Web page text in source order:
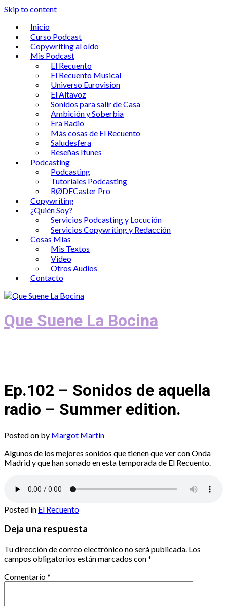
Skip to content
Inicio
Curso Podcast
Copywriting al oído
Mis Podcast
El Recuento
El Recuento Musical
Universo Eurovision
El Altavoz
Sonidos para salir de Casa
Ambición y Soberbia
Era Radio
Más cosas de El Recuento
Saludesfera
Reseñas Itunes
Podcasting
Podcasting
Tutoriales Podcasting
RØDECaster Pro
Copywriting
¿Quién Soy?
Servicios Podcasting y Locución
Servicios Copywriting y Redacción
Cosas Mías
Mis Textos
Video
Otros Audios
Contacto
Que Suene La Bocina
Ep.102 – Sonidos de aquella
radio – Summer edition.
Posted on by Margot Martín
Algunos de los mejores sonidos que tienen que ver con Onda
Madrid y que han sonado en esta temporada de El Recuento.
Posted in El Recuento
Deja una respuesta
Tu dirección de correo electrónico no será publicada. Los
campos obligatorios están marcados con*
Comentario*